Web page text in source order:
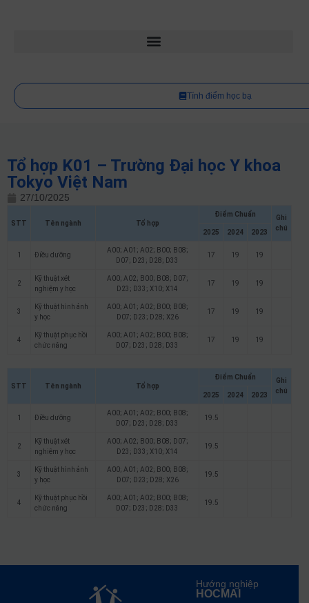
Tính điểm học bạ
Tổ hợp K01 – Trường Đại học Y khoa
Tokyo Việt Nam
27/10/2025
STT Tên ngành Tổ hợp
Điểm Chuẩn
Ghi
chú
2025 2024 2023
1 Điều dưỡng
A00; A01; A02; B00; B08;
D07; D23; D28; D33
17 19 19
2
Kỹ thuật xét
nghiệm y học
A00; A02; B00; B08; D07;
D23; D33; X10; X14
17 19 19
3
Kỹ thuật hình ảnh
y học
A00; A01; A02; B00; B08;
D07; D23; D28; X26
17 19 19
4
Kỹ thuật phục hồi
chức năng
A00; A01; A02; B00; B08;
D07; D23; D28; D33
17 19 19
STT Tên ngành Tổ hợp
Điểm Chuẩn
Ghi
chú
2025 2024 2023
1 Điều dưỡng
A00; A01; A02; B00; B08;
D07; D23; D28; D33
19.5
2
Kỹ thuật xét
nghiệm y học
A00; A02; B00; B08; D07;
D23; D33; X10; X14
19.5
3
Kỹ thuật hình ảnh
y học
A00; A01; A02; B00; B08;
D07; D23; D28; X26
19.5
4
Kỹ thuật phục hồi
chức năng
A00; A01; A02; B00; B08;
D07; D23; D28; D33
19.5
Hướng nghiệp
HOCMAI